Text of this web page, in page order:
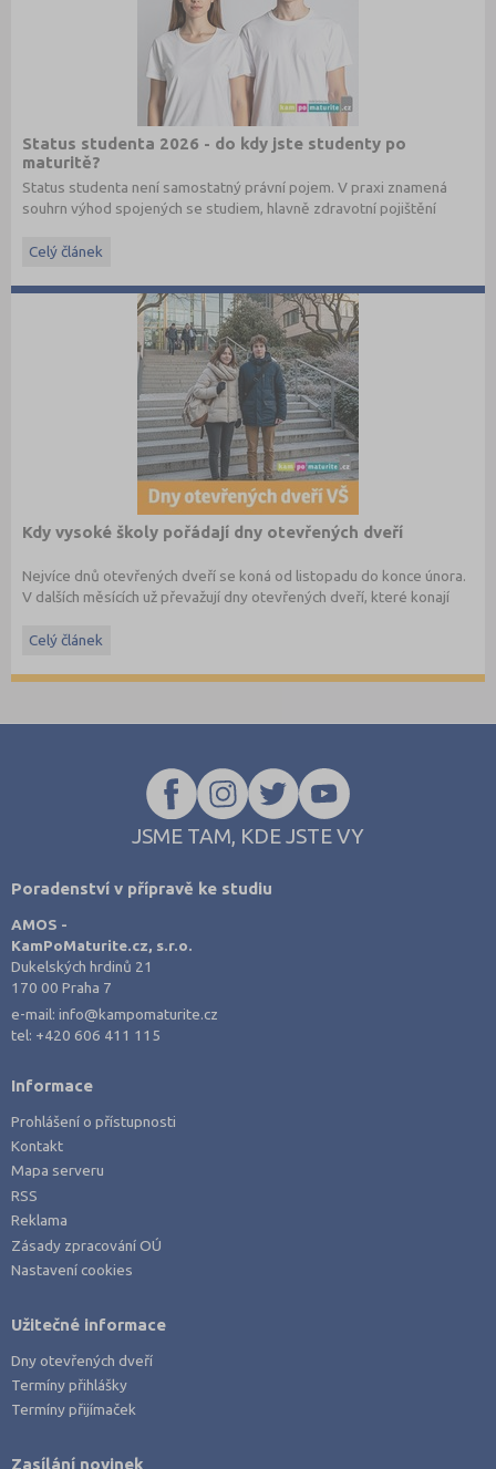
Status studenta 2026 - do kdy jste studenty po
maturitě?
Status studenta není samostatný právní pojem. V praxi znamená
souhrn výhod spojených se studiem, hlavně zdravotní pojištění
Celý článek
Kdy vysoké školy pořádají dny otevřených dveří
Nejvíce dnů otevřených dveří se koná od listopadu do konce února.
V dalších měsících už převažují dny otevřených dveří, které konají
Celý článek
JSME TAM, KDE JSTE VY
Poradenství v přípravě ke studiu
AMOS -
KamPoMaturite.cz, s.r.o.
Dukelských hrdinů 21
170 00 Praha 7
e-mail:info@kampomaturite.cz
tel: +420 606 411 115
Informace
Prohlášení o přístupnosti
Kontakt
Mapa serveru
RSS
Reklama
Zásady zpracování OÚ
Nastavení cookies
Užitečné informace
Dny otevřených dveří
Termíny přihlášky
Termíny přijímaček
Zasílání novinek